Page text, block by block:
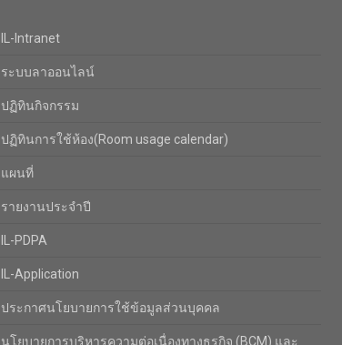
IL-Intranet
ระบบลาออนไลน์
ปฏิทินกิจกรรม
ปฏิทินการใช้ห้อง(Room usage calendar)
แผนที่
รายงานประจำปี
IL-PDPA
IL-Application
ประกาศนโยบายการใช้ข้อมูลส่วนบุคคล
นโยบายการบริหารความต่อเนื่องทางธุรกิจ (BCM) และ